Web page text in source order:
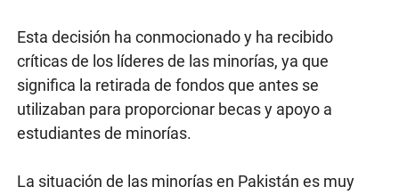
Esta decisión ha conmocionado y ha recibido
críticas de los líderes de las minorías, ya que
significa la retirada de fondos que antes se
utilizaban para proporcionar becas y apoyo a
estudiantes de minorías.
La situación de las minorías en Pakistán es muy